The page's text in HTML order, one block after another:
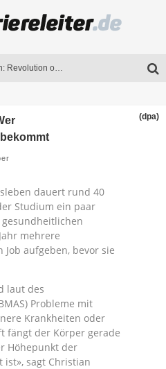
KI im Bildungswesen: Revolution oder Risiko für Schulen und Universitäten?
(dpa)
dauert rund 40
Studium ein paar
gesundheitlichen
mehrere
aufgeben, bevor sie
laut des
Probleme mit
Krankheiten oder
fängt der Körper gerade
Höhepunkt der
sagt Christian